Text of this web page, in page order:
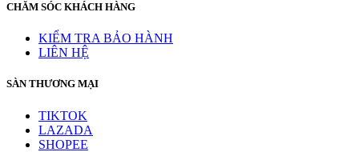
CHĂM SÓC KHÁCH HÀNG
KIỂM TRA BẢO HÀNH
LIÊN HỆ
SÀN THƯƠNG MẠI
TIKTOK
LAZADA
SHOPEE